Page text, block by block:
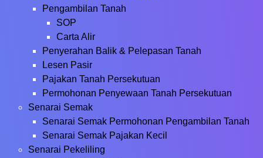
Pengambilan Tanah
SOP
Carta Alir
Penyerahan Balik & Pelepasan Tanah
Lesen Pasir
Pajakan Tanah Persekutuan
Permohonan Penyewaan Tanah Persekutuan
Senarai Semak
Senarai Semak Permohonan Pengambilan Tanah
Senarai Semak Pajakan Kecil
Senarai Pekeliling